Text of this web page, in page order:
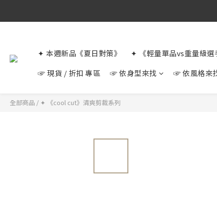
✦ 本週新品《夏日對策》
✦ 《輕量單品vs重量級選
☞ 現貨 / 折扣 專區
☞ 依身型來找 ☞ 依風格來
全部商品 / ✦ 《cool cut》清爽剪裁系列